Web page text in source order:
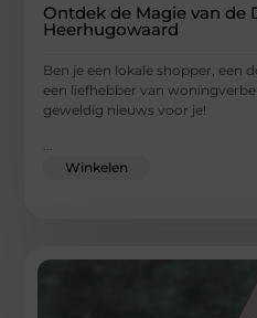
Ontdek de Magie van de
Heerhugowaard
Ben je een lokale shopper, een
een liefhebber van
geweldig nieuws voor je!
...
Winkelen